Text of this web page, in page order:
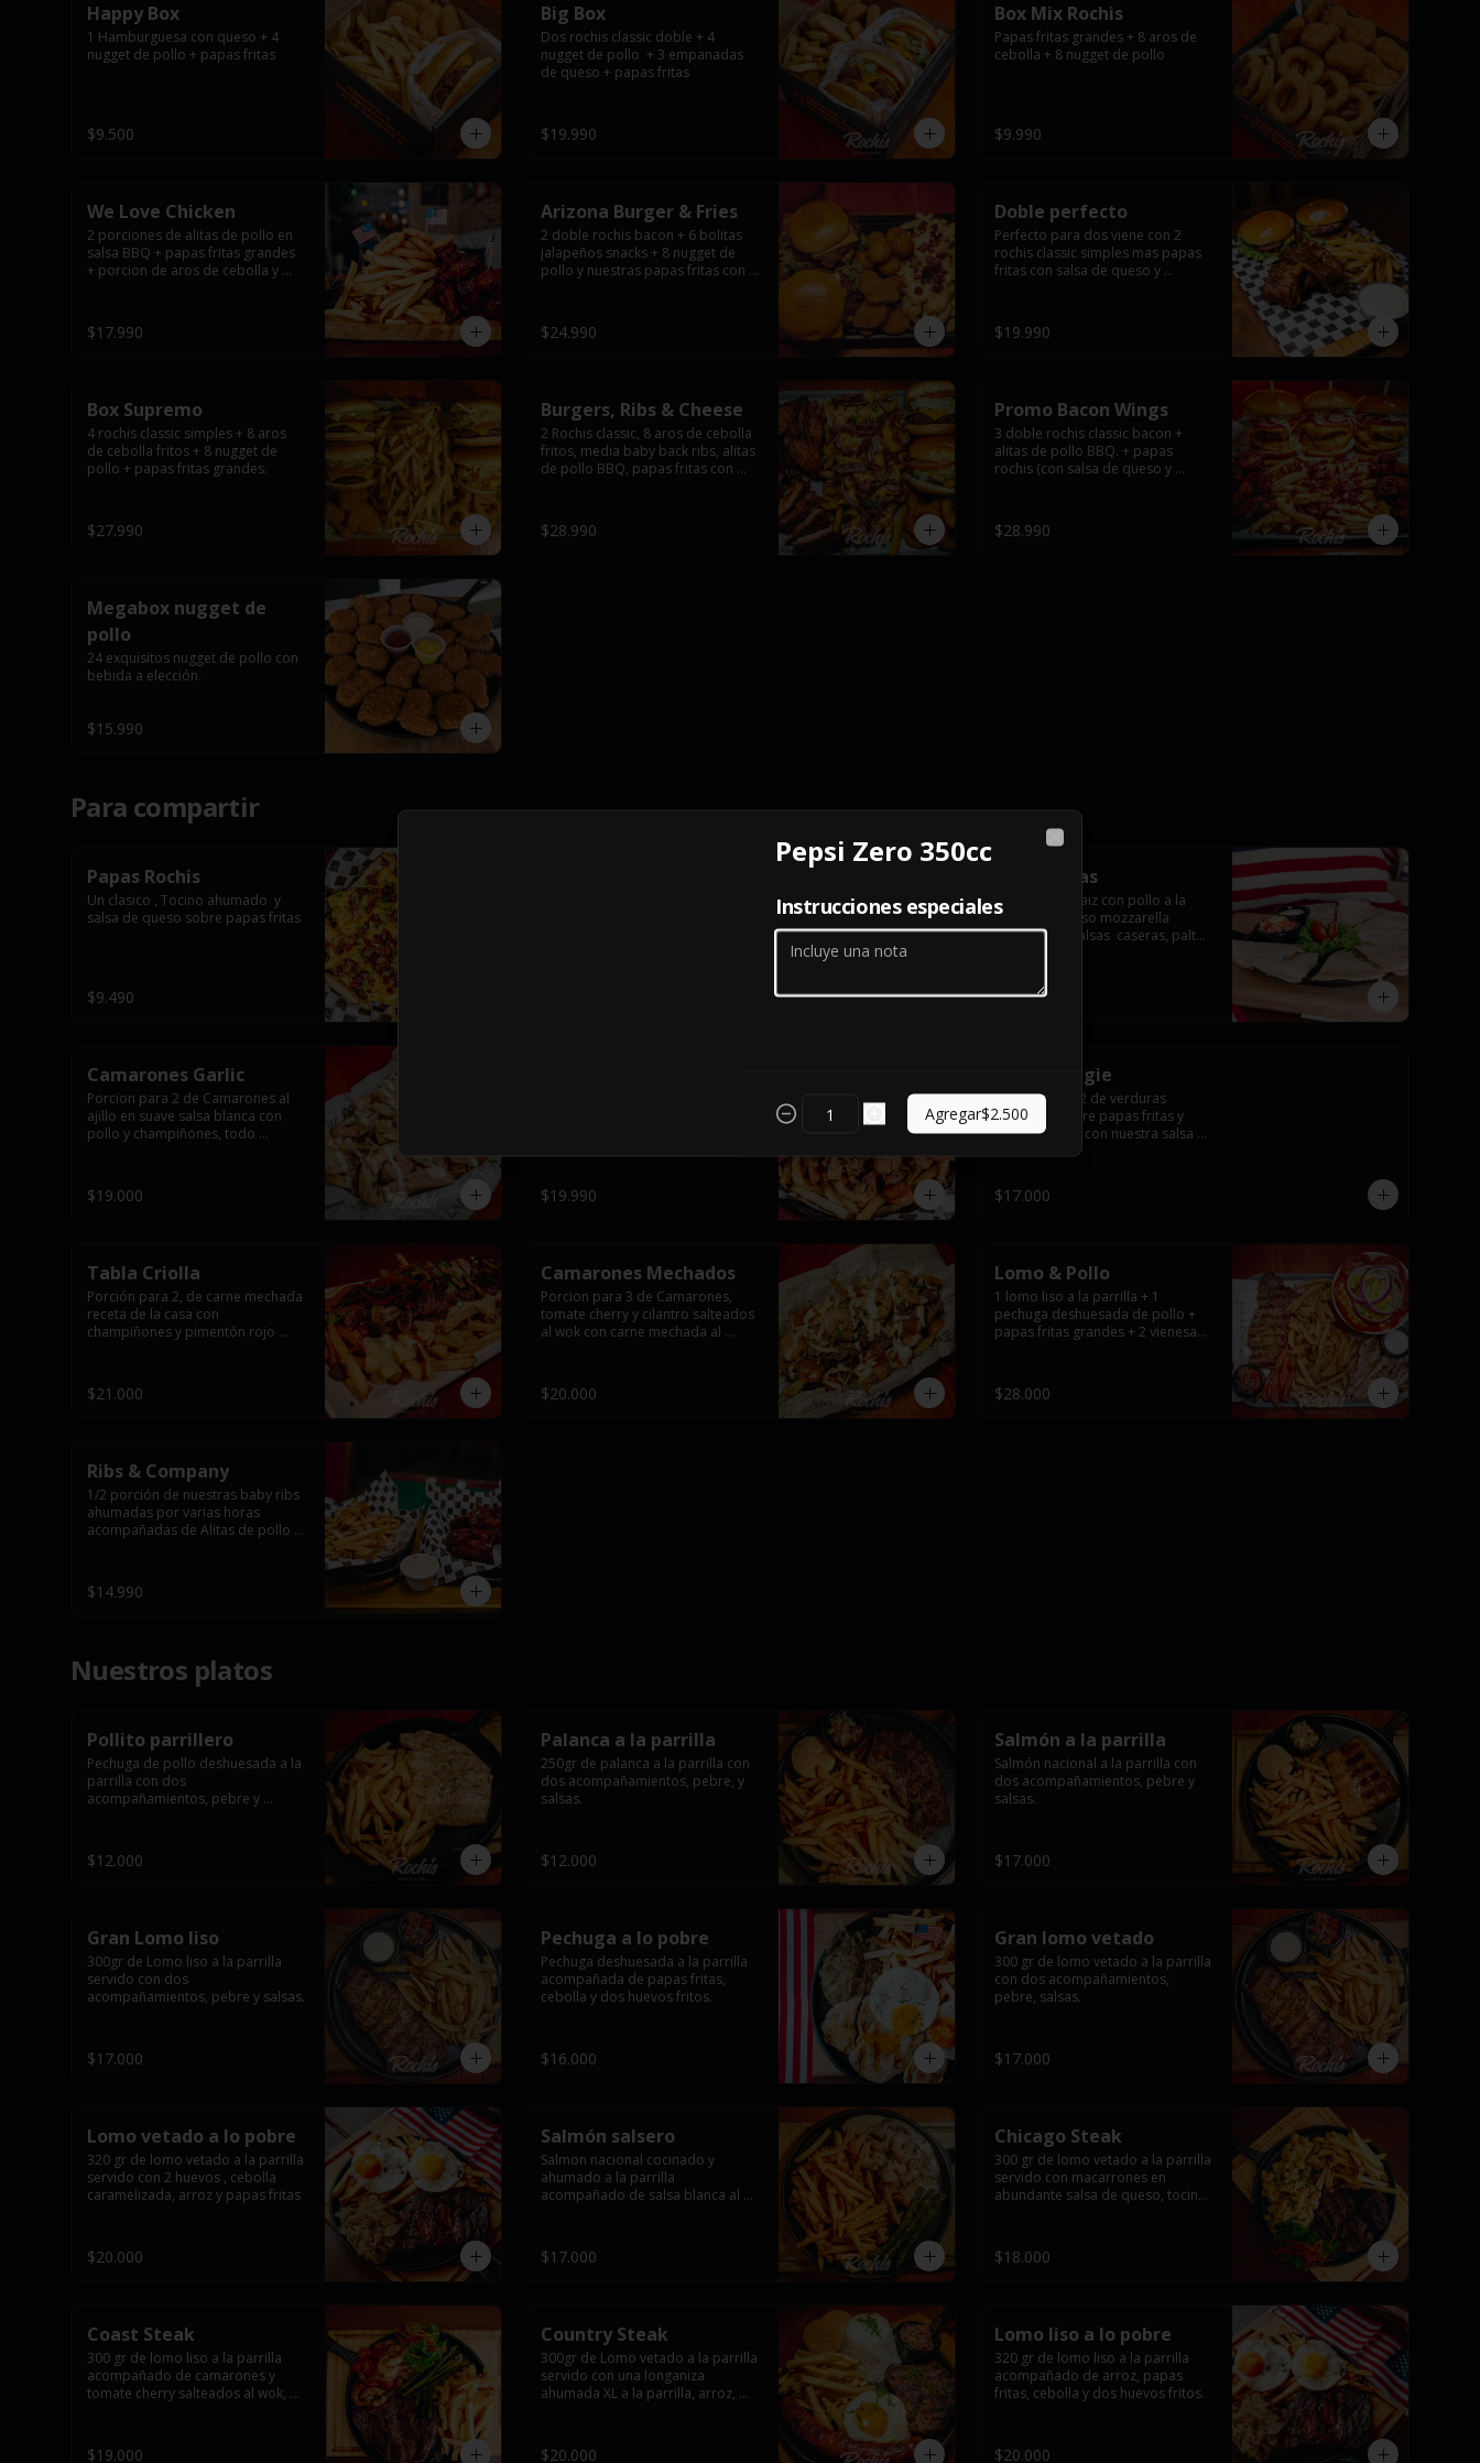
Happy Box
1 Hamburguesa con queso + 4
nugget de pollo + papas fritas
$9.500
Big Box
Dos rochis classic doble + 4
nugget de pollo  + 3 empanadas
de queso + papas fritas
$19.990
Box Mix Rochis
Papas fritas grandes + 8 aros de
cebolla + 8 nugget de pollo
$9.990
We Love Chicken
2 porciones de alitas de pollo en
salsa BBQ + papas fritas grandes
+ porcion de aros de cebolla y
$17.990
Arizona Burger & Fries
2 doble rochis bacon + 6 bolitas
jalapeños snacks + 8 nugget de
pollo y nuestras papas fritas con
$24.990
Doble perfecto
Perfecto para dos viene con 2
rochis classic simples mas papas
fritas con salsa de queso y
$19.990
Box Supremo
4 rochis classic simples + 8 aros
de cebolla fritos + 8 nugget de
pollo + papas fritas grandes.
$27.990
Burgers, Ribs & Cheese
2 Rochis classic, 8 aros de cebolla
fritos, media baby back ribs, alitas
de pollo BBQ, papas fritas con
$28.990
Promo Bacon Wings
3 doble rochis classic bacon +
alitas de pollo BBQ. + papas
rochis (con salsa de queso y
$28.990
Megabox nugget de
pollo
24 exquisitos nugget de pollo con
bebida a elección.
$15.990
Para compartir
Papas Rochis
Un clasico , Tocino ahumado  y
salsa de queso sobre papas fritas
$9.490
Quesadillas
Tortillas de maiz con pollo a la
plancha y queso mozzarella
servido con salsas  caseras, palta
$12.000
Camarones Garlic
Porcion para 2 de Camarones al
ajillo en suave salsa blanca con
pollo y champiñones, todo
$19.000 $19.990
Tabla Veggie
Porción para 2 de verduras
salteadas sobre papas fritas y
todo cubierto con nuestra salsa
$17.000
Tabla Criolla
Porción para 2, de carne mechada
receta de la casa con
champiñones y pimentón rojo
de queso sobre una base de
papas fritas.
$21.000
Camarones Mechados
Porcion para 3 de Camarones,
tomate cherry y cilantro salteados
al wok con carne mechada al
fritas y mayo casera.
$20.000
Lomo & Pollo
1 lomo liso a la parrilla + 1
pechuga deshuesada de pollo +
papas fritas grandes + 2 vienesas
$28.000
Ribs & Company
1/2 porción de nuestras baby ribs
ahumadas por varias horas
acompañadas de Alitas de pollo
$14.990
Nuestros platos
Pollito parrillero
Pechuga de pollo deshuesada a la
parrilla con dos
acompañamientos, pebre y
$12.000
Palanca a la parrilla
250gr de palanca a la parrilla con
dos acompañamientos, pebre, y
salsas.
$12.000
Salmón a la parrilla
Salmón nacional a la parrilla con
dos acompañamientos, pebre y
salsas.
$17.000
Gran Lomo liso
300gr de Lomo liso a la parrilla
servido con dos
acompañamientos, pebre y salsas.
$17.000
Pechuga a lo pobre
Pechuga deshuesada a la parrilla
acompañada de papas fritas,
cebolla y dos huevos fritos.
$16.000
Gran lomo vetado
300 gr de lomo vetado a la parrilla
con dos acompañamientos,
pebre, salsas.
$17.000
Lomo vetado a lo pobre
320 gr de lomo vetado a la parrilla
servido con 2 huevos , cebolla
caramelizada, arroz y papas fritas
$20.000
Salmón salsero
Salmon nacional cocinado y
ahumado a la parrilla
acompañado de salsa blanca al
fritas, pebre, y salsas.
$17.000
Chicago Steak
300 gr de lomo vetado a la parrilla
servido con macarrones en
abundante salsa de queso, tocino
fritas, pebre y salsas..
$18.000
Coast Steak
300 gr de lomo liso a la parrilla
acompañado de camarones y
tomate cherry salteados al wok,
$19.000
Country Steak
300gr de Lomo vetado a la parrilla
servido con una longaniza
ahumada XL a la parrilla, arroz,
$20.000
Lomo liso a lo pobre
320 gr de lomo liso a la parrilla
acompañado de arroz, papas
fritas, cebolla y dos huevos fritos.
$20.000
Pepsi Zero 350cc
Instrucciones especiales
Agregar$2.500